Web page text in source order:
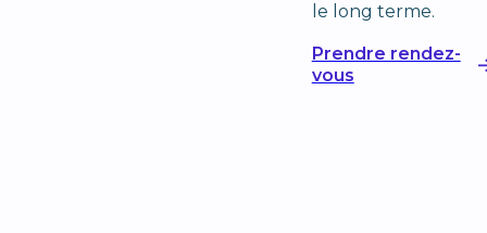
le long terme.
Prendre rendez-
vous